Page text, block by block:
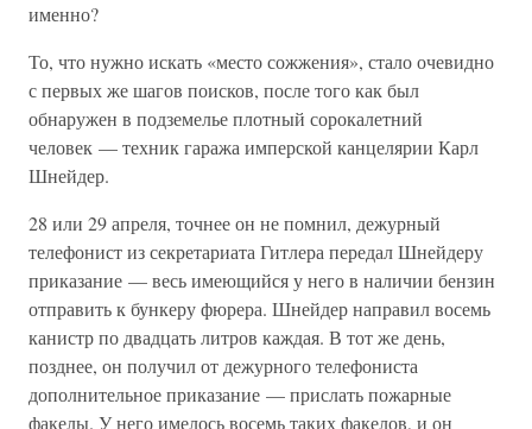
именно?
То, что нужно искать «место сожжения», стало очевидно
с первых же шагов поисков, после того как был
обнаружен в подземелье плотный сорокалетний
человек — техник гаража имперской канцелярии Карл
Шнейдер.
28 или 29 апреля, точнее он не помнил, дежурный
телефонист из секретариата Гитлера передал Шнейдеру
приказание — весь имеющийся у него в наличии бензин
отправить к бункеру фюрера. Шнейдер направил восемь
канистр по двадцать литров каждая. В тот же день,
позднее, он получил от дежурного телефониста
дополнительное приказание — прислать пожарные
факелы. У него имелось восемь таких факелов, и он